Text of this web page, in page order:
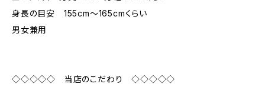
身長の目安 155cm〜165cmくらい
男女兼用
◇◇◇◇◇ 当店のこだわり ◇◇◇◇◇